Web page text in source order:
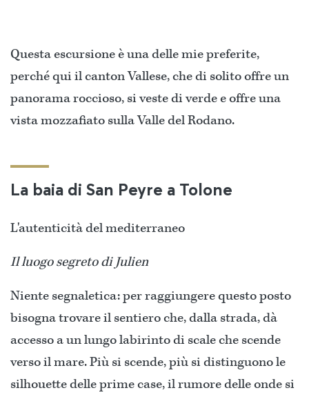
Questa escursione è una delle mie preferite,
perché qui il canton Vallese, che di solito offre un
panorama roccioso, si veste di verde e offre una
vista mozzafiato sulla Valle del Rodano.
La baia di San Peyre a Tolone
L'autenticità del mediterraneo
Il luogo segreto di Julien
Niente segnaletica: per raggiungere questo posto
bisogna trovare il sentiero che, dalla strada, dà
accesso a un lungo labirinto di scale che scende
verso il mare. Più si scende, più si distinguono le
silhouette delle prime case, il rumore delle onde si